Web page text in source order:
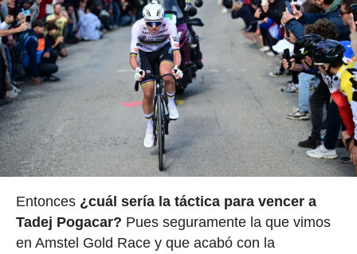
Entonces ¿cuál sería la táctica para vencer a
Tadej Pogacar? Pues seguramente la que vimos
en Amstel Gold Race y que acabó con la